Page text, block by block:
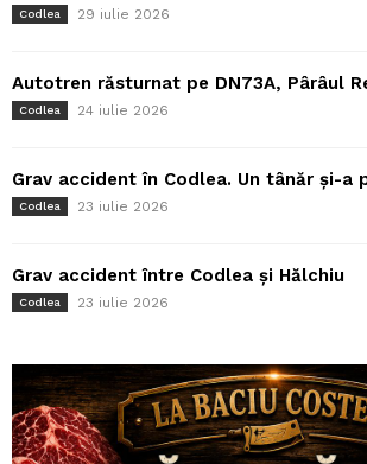
Codlea 29 iulie 2026
Autotren răsturnat pe DN73A, Pârâul
Codlea 24 iulie 2026
Grav accident în Codlea. Un tânăr și-a
Codlea 23 iulie 2026
Grav accident între Codlea și Hălchiu
Codlea 23 iulie 2026